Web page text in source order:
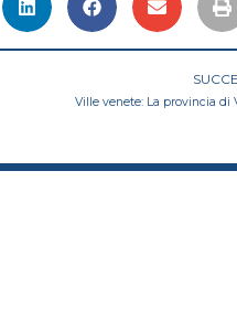
Ville venete: La provincia di